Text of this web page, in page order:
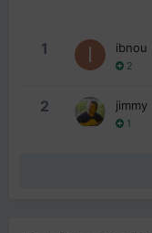
1 ibnou
2
2 jimmy
1